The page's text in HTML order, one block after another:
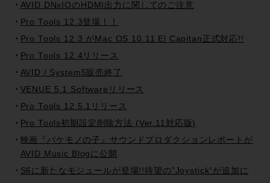
AVID DNxIOのHDMI出力に関してのご注意
Pro Tools 12.3登場！！
Pro Tools 12.3 がMac OS 10.11 El Capitan正式対応!!
Pro Tools 12.4リリース
AVID / System5販売終了
VENUE 5.1 Softwareリリース
Pro Tools 12.5.1リリース
Pro Tools初期設定削除方法 (Ver.11対応版)
映画『バケモノの子』サウンドプロダクションレポートが
AVID Music Blogに公開
S6に新たなモジュールが登場!!待望の”Joystick”が追加に